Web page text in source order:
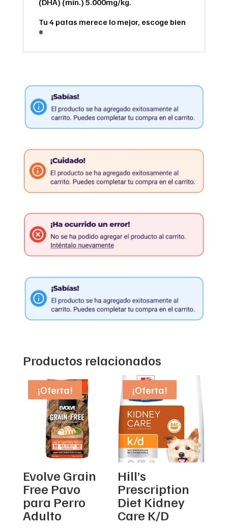
(DHA) (mín.) 5.000mg/kg.
Tu 4 patas merece lo mejor, escoge bien
®
Productos relacionados
¡Oferta!
Evolve Grain
Free Pavo
para Perro
Adulto
¡Oferta!
Hill’s
Prescription
Diet Kidney
Care K/D